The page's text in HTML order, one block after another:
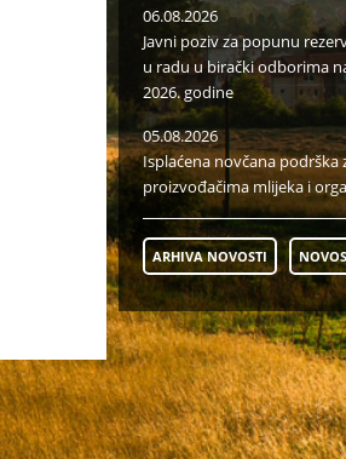
06.08.2026
Javni poziv za popunu
u radu u birački odborima
2026. godine
05.08.2026
Isplaćena novčana podrška
proizvođačima mlijeka i
ARHIVA NOVOSTI